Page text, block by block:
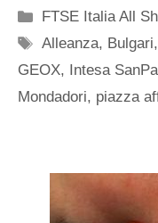
Categorie
FTSE Italia All
Tag
Alleanza, Bulgari,
GEOX, Intesa
Mondadori, piazza